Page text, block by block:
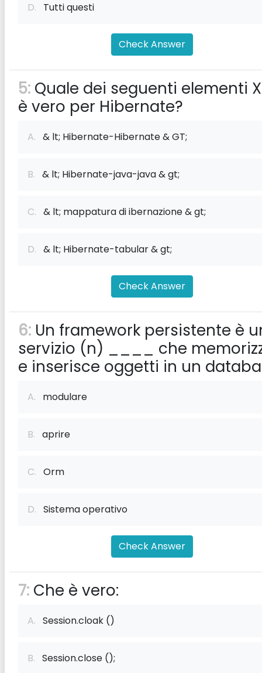
D. Tutti questi
Check Answer
5: Quale dei seguenti elementi
è vero per Hibernate?
A. & lt; Hibernate-Hibernate & GT;
B. & lt; Hibernate-java-java & gt;
C. & lt; mappatura di ibernazione & gt;
D. & lt; Hibernate-tabular & gt;
Check Answer
6: Un framework persistente è
servizio (n) ____ che
e inserisce oggetti in un
A. modulare
B. aprire
C. Orm
D. Sistema operativo
Check Answer
7: Che è vero:
A. Session.cloak ()
B. Session.close ();